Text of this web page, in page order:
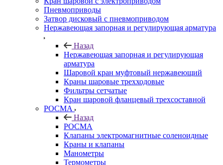
Пневмоприводы
Затвор дисковый с пневмоприводом
Нержавеющая запорная и регулирующая арматура
Назад
Нержавеющая запорная и регулирующая
арматура
Шаровой кран муфтовый нержавеющий
Краны шаровые трехходовые
Фильтры сетчатые
Кран шаровой фланцевый трехсоставной
РОСМА
Назад
РОСМА
Клапаны электромагнитные соленоидные
Краны и клапаны
Манометры
Термометры